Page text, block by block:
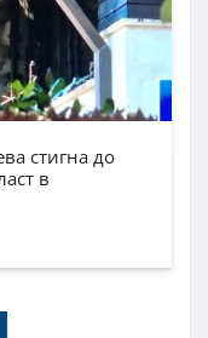
стигна до
в